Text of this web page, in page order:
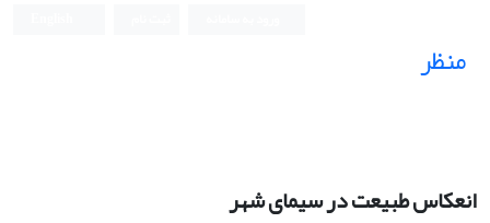
منظر
انعکاس طبیعت در سیمای شهر